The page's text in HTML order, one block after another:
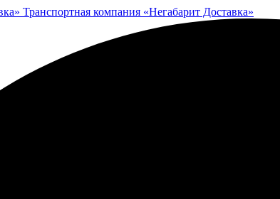
Транспортная компания «Негабарит Доставка»